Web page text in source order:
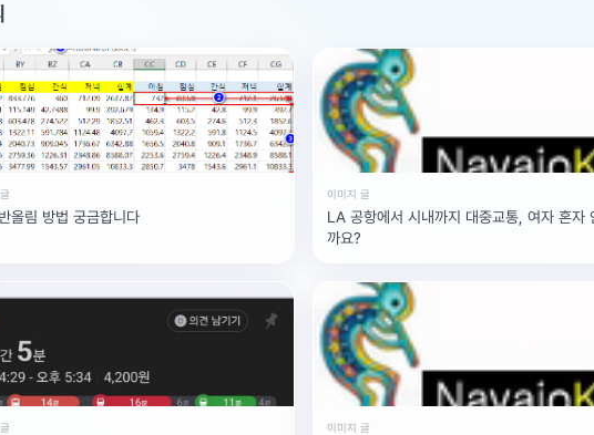
광고 [X]를 누르고 내용을 확인해 보세요
올림 방법 궁금합니다
이미지 글
LA 공항에서 시내까지 대중교통, 여자 혼자
까요?
이미지 글